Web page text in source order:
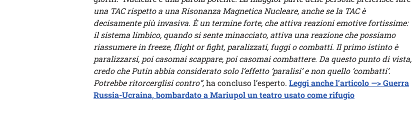
una TAC rispetto a una Risonanza Magnetica Nucleare, anche se la TAC è
decisamente più invasiva. È un termine forte, che attiva reazioni emotive fortissime:
il sistema limbico, quando si sente minacciato, attiva una reazione che possiamo
riassumere in freeze, flight or fight, paralizzati, fuggi o combatti. Il primo istinto è
paralizzarsi, poi casomai scappare, poi casomai combattere. Da questo punto di vista,
credo che Putin abbia considerato solo l’effetto ‘paralisi’ e non quello ‘combatti’.
Potrebbe ritorcerglisi contro”,ha concluso l’esperto. Leggi anche l’articolo —> Guerra
Russia-Ucraina, bombardato a Mariupol un teatro usato come rifugio